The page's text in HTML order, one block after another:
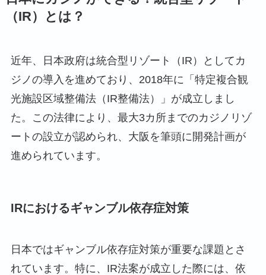
（IR）とは？
近年、日本政府は統合型リゾート（IR）としてカ
ジノの導入を進めており、2018年に「特定複合観
光施設区域整備法（IR整備法）」が成立しまし
た。この法律により、最大3カ所までのカジノリゾ
ートの設立が認められ、大阪を筆頭に開発計画が
進められています。
IRにおけるギャンブル依存症対策
日本ではギャンブル依存症対策が重要な課題とさ
れています。特に、IR法案が成立した際には、依